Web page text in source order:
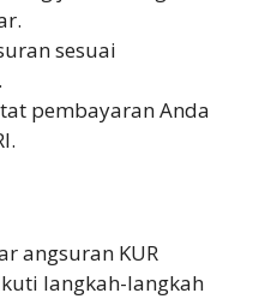
sesuai
pembayaran Anda
angsuran KUR
langkah-langkah